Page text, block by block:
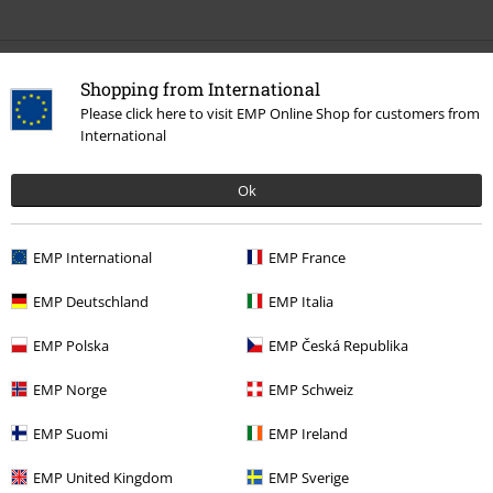
Shopping from International
Please click here to visit EMP Online Shop for customers from
International
Ok
EMP International EMP France
EMP Deutschland EMP Italia
EMP Polska EMP Česká Republika
EMP Norge EMP Schweiz
EMP Suomi EMP Ireland
EMP United Kingdom EMP Sverige
Flere kategorier. Flere valgmuligheter.
Filmer og TV Klær
Salg % Damer Klær Gensere og cardigans Hetteplagg